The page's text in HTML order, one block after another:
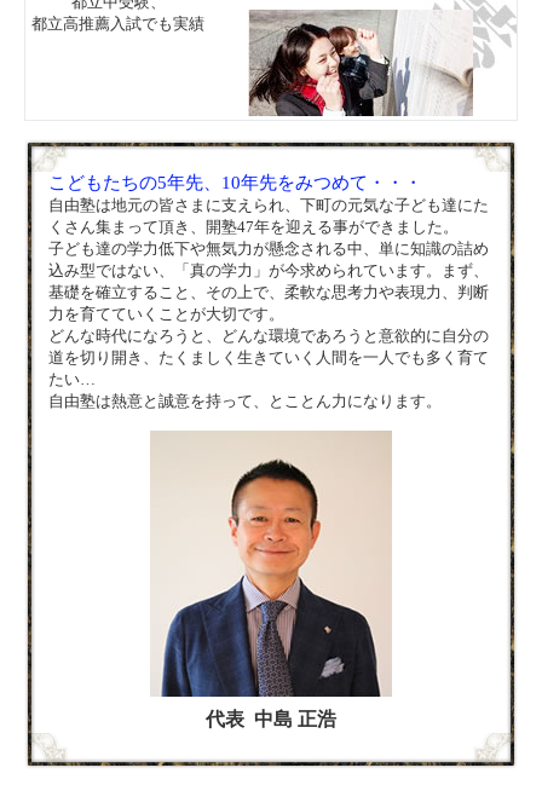
都立高推薦入試でも実績
こどもたちの5年先、10年先をみつめて・・・
自由塾は地元の皆さまに支えられ、下町の元気な子ども達にた
くさん集まって頂き、開塾47年を迎える事ができました。
子ども達の学力低下や無気力が懸念される中、単に知識の詰め
込み型ではない、「真の学力」が今求められています。まず、
基礎を確立すること、その上で、柔軟な思考力や表現力、判断
力を育てていくことが大切です。
どんな時代になろうと、どんな環境であろうと意欲的に自分の
道を切り開き、たくましく生きていく人間を一人でも多く育て
たい…
自由塾は熱意と誠意を持って、とことん力になります。
代表 中島 正浩